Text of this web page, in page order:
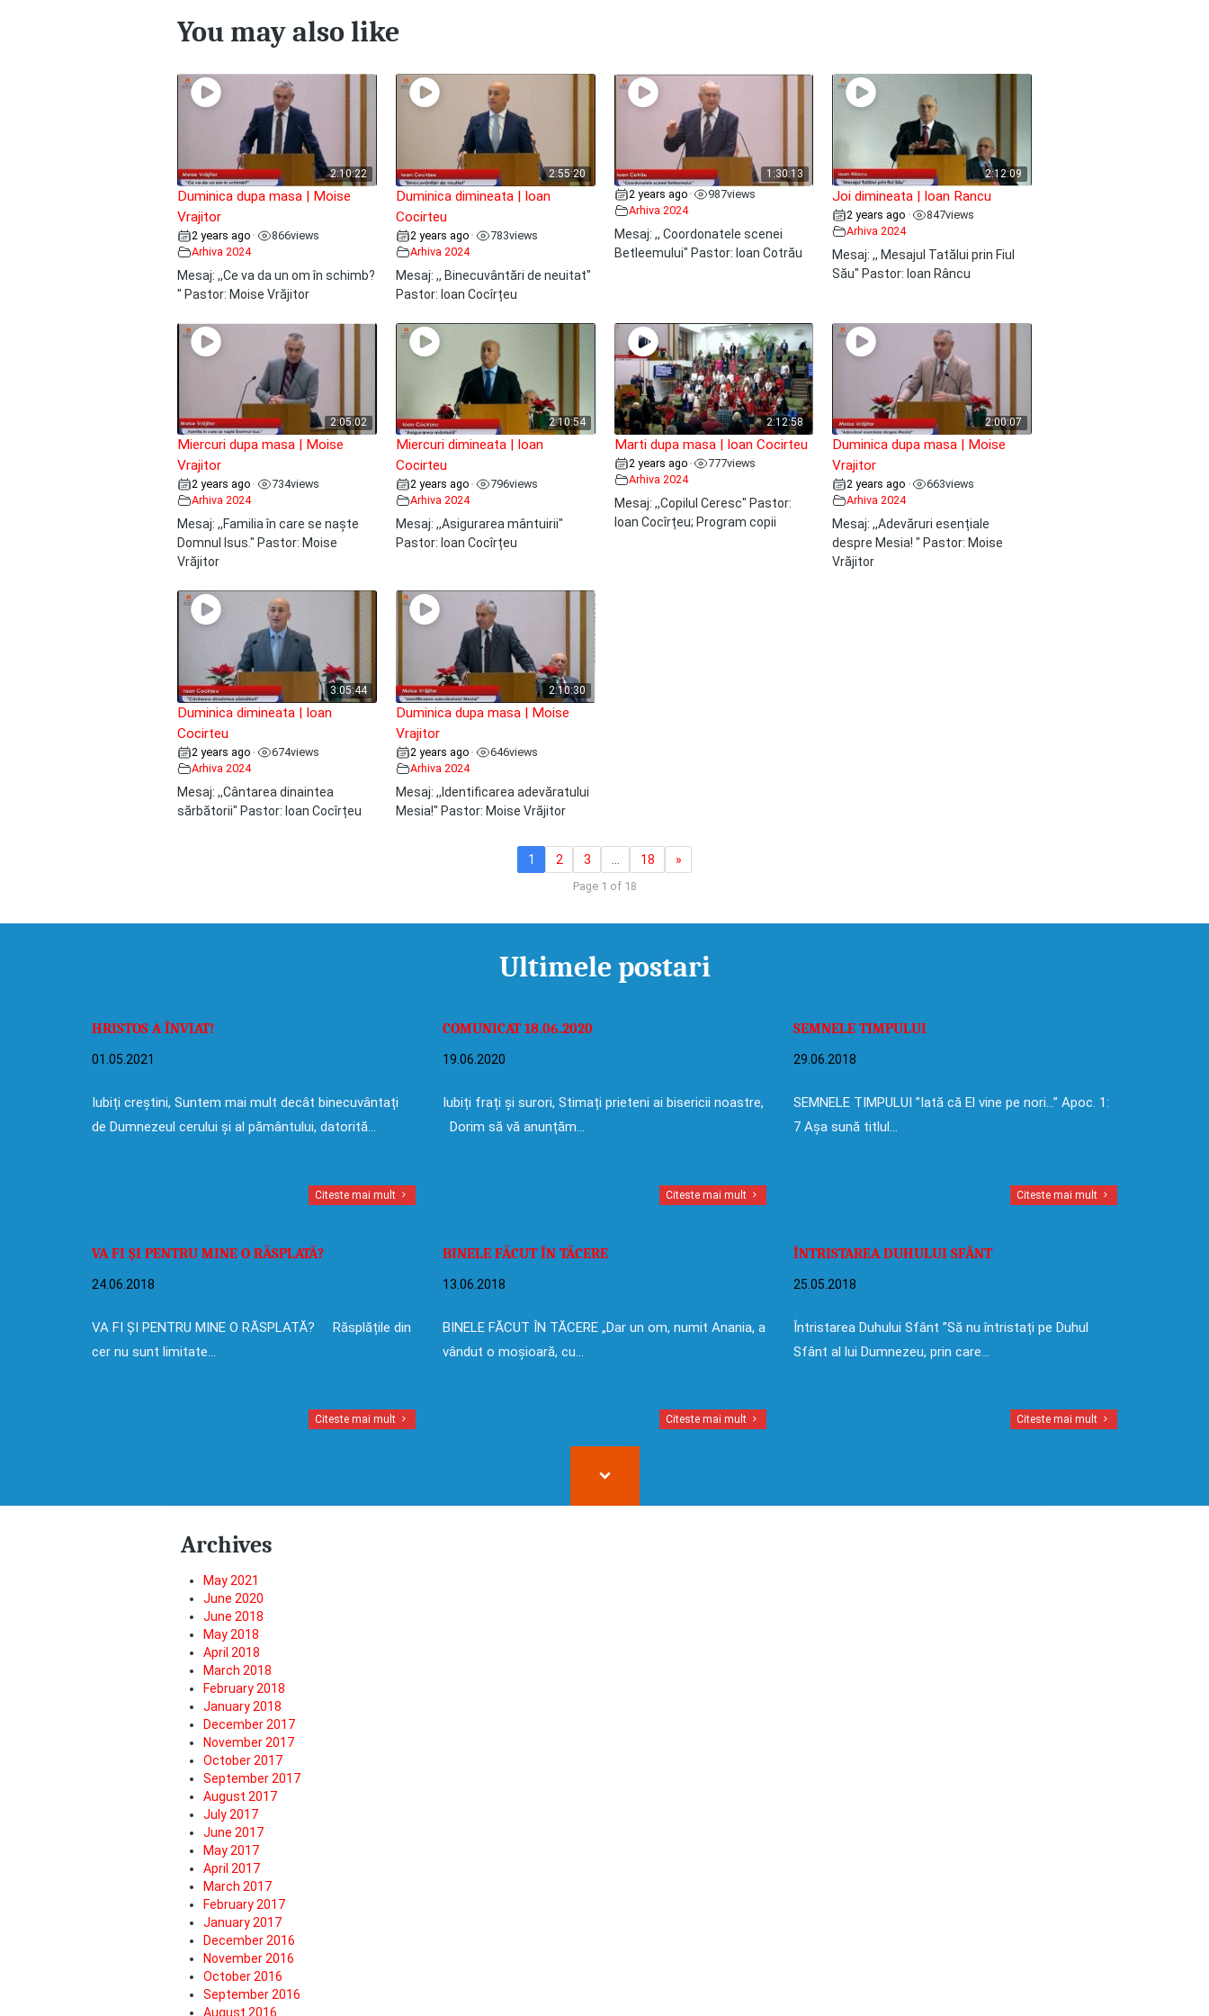
You may also like
2:10:22
Duminica dupa masa | Moise
Vrajitor
2 years ago • 866views
Arhiva 2024
Mesaj: ,,Ce va da un om în schimb?
" Pastor: Moise Vrăjitor
2:55:20
Duminica dimineata | Ioan
Cocirteu
2 years ago • 783views
Arhiva 2024
Mesaj: ,, Binecuvântări de neuitat"
Pastor: Ioan Cocîrțeu
1:30:13
2 years ago • 987views
Arhiva 2024
Mesaj: ,, Coordonatele scenei
Betleemului" Pastor: Ioan Cotrău
2:12:09
Joi dimineata | Ioan Rancu
2 years ago • 847views
Arhiva 2024
Mesaj: ,, Mesajul Tatălui prin Fiul
Său" Pastor: Ioan Râncu
2:05:02
Miercuri dupa masa | Moise
Vrajitor
2 years ago • 734views
Arhiva 2024
Mesaj: ,,Familia în care se naște
Domnul Isus." Pastor: Moise
Vrăjitor
2:10:54
Miercuri dimineata | Ioan
Cocirteu
2 years ago • 796views
Arhiva 2024
Mesaj: ,,Asigurarea mântuirii"
Pastor: Ioan Cocîrțeu
2:12:58
Marti dupa masa | Ioan Cocirteu
2 years ago • 777views
Arhiva 2024
Mesaj: ,,Copilul Ceresc" Pastor:
Ioan Cocîrțeu; Program copii
2:00:07
Duminica dupa masa | Moise
Vrajitor
2 years ago • 663views
Arhiva 2024
Mesaj: ,,Adevăruri esențiale
despre Mesia! " Pastor: Moise
Vrăjitor
3:05:44
Duminica dimineata | Ioan
Cocirteu
2 years ago • 674views
Arhiva 2024
Mesaj: ,,Cântarea dinaintea
sărbătorii" Pastor: Ioan Cocîrțeu
2:10:30
Duminica dupa masa | Moise
Vrajitor
2 years ago • 646views
Arhiva 2024
Mesaj: ,,Identificarea adevăratului
Mesia!" Pastor: Moise Vrăjitor
1 2 3 18 »
Page 1 of 18
Ultimele postari
HRISTOS A ÎNVIAT!
01.05.2021
Iubiți creștini, Suntem mai mult decât binecuvântați
de Dumnezeul cerului și al pământului, datorită…
Citeste mai mult
COMUNICAT 18.06.2020
19.06.2020
Iubiți frați și surori, Stimați prieteni ai bisericii noastre,
Dorim să vă anunțăm…
Citeste mai mult
SEMNELE TIMPULUI
29.06.2018
SEMNELE TIMPULUI ”Iată că El vine pe nori…” Apoc. 1:
7 Așa sună titlul…
Citeste mai mult
VA FI ȘI PENTRU MINE O RĂSPLATĂ?
24.06.2018
VA FI ȘI PENTRU MINE O RĂSPLATĂ? Răsplățile din
cer nu sunt limitate…
Citeste mai mult
BINELE FĂCUT ÎN TĂCERE
13.06.2018
BINELE FĂCUT ÎN TĂCERE „Dar un om, numit Anania, a
vândut o moșioară, cu…
Citeste mai mult
ÎNTRISTAREA DUHULUI SFÂNT
25.05.2018
Întristarea Duhului Sfânt ”Să nu întristați pe Duhul
Sfânt al lui Dumnezeu, prin care…
Citeste mai mult
Archives
May 2021
June 2020
June 2018
May 2018
April 2018
March 2018
February 2018
January 2018
December 2017
November 2017
October 2017
September 2017
August 2017
July 2017
June 2017
May 2017
April 2017
March 2017
February 2017
January 2017
December 2016
November 2016
October 2016
September 2016
August 2016